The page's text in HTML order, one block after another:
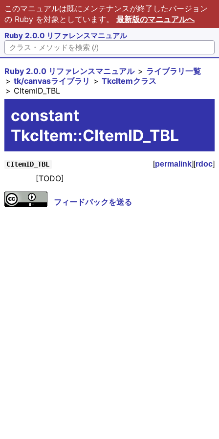
このマニュアルは既にメンテナンスが終了したバージョン
の Ruby を対象としています。 最新版のマニュアルへ
Ruby 2.0.0 リファレンスマニュアル
Ruby 2.0.0 リファレンスマニュアル
ライブラリ一覧
tk/canvasライブラリ
TkcItemクラス
CItemID_TBL
constant
TkcItem::CItemID_TBL
CItemID_TBL [permalink][rdoc]
[TODO]
フィードバックを送る